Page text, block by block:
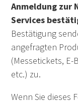
Anmeldung zur
Services
Bestätigung
angefragten
(Messetickets,
etc.) zu.
Wenn Sie dieses